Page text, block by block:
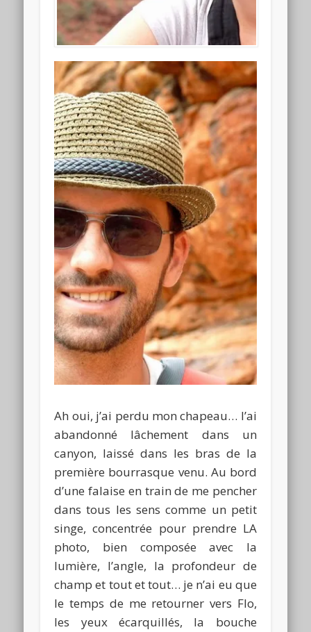
Ah oui, j’ai perdu mon chapeau… l’ai
abandonné lâchement dans un
canyon, laissé dans les bras de la
première bourrasque venu. Au bord
d’une falaise en train de me pencher
dans tous les sens comme un petit
singe, concentrée pour prendre LA
photo, bien composée avec la
lumière, l’angle, la profondeur de
champ et tout et tout… je n’ai eu que
le temps de me retourner vers Flo,
les yeux écarquillés, la bouche